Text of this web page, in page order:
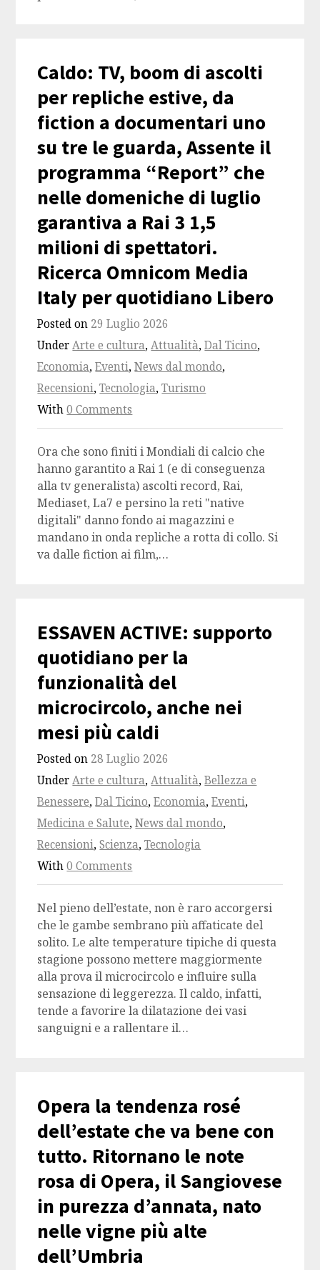
Caldo: TV, boom di ascolti
per repliche estive, da
fiction a documentari uno
su tre le guarda, Assente il
programma “Report” che
nelle domeniche di luglio
garantiva a Rai 3 1,5
milioni di spettatori.
Ricerca Omnicom Media
Italy per quotidiano Libero
Posted on 29 Luglio 2026
UnderArte e cultura,Attualità,Dal Ticino,
Economia,Eventi,News dal mondo,
Recensioni,Tecnologia,Turismo
With0 Comments
Ora che sono finiti i Mondiali di calcio che
hanno garantito a Rai 1 (e di conseguenza
alla tv generalista) ascolti record, Rai,
Mediaset, La7 e persino la reti "native
digitali" danno fondo ai magazzini e
mandano in onda repliche a rotta di collo. Si
va dalle fiction ai film,…
ESSAVEN ACTIVE: supporto
quotidiano per la
funzionalità del
microcircolo, anche nei
mesi più caldi
Posted on 28 Luglio 2026
UnderArte e cultura,Attualità,Bellezza e
Benessere,Dal Ticino,Economia,Eventi,
Medicina e Salute,News dal mondo,
Recensioni,Scienza,Tecnologia
With0 Comments
Nel pieno dell’estate, non è raro accorgersi
che le gambe sembrano più affaticate del
solito. Le alte temperature tipiche di questa
stagione possono mettere maggiormente
alla prova il microcircolo e influire sulla
sensazione di leggerezza. Il caldo, infatti,
tende a favorire la dilatazione dei vasi
sanguigni e a rallentare il…
Opera la tendenza rosé
dell’estate che va bene con
tutto. Ritornano le note
rosa di Opera, il Sangiovese
in purezza d’annata, nato
nelle vigne più alte
dell’Umbria